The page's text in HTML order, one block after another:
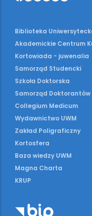
Biblioteka
Akademickie Centrum
Kortowiada - juwenalia
Samorząd Studencki
Szkoła Doktorska
Samorząd Doktorantów
Collegium Medicum
Wydawnictwo UWM
Zakład Poligraficzny
Kortosfera
Baza wiedzy UWM
Magna Charta
KRUP